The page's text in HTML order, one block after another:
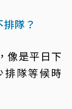
隊？
像是平日下
隊等候時